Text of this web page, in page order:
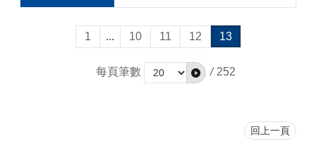
1 ... 10 11 12 13
每頁筆數 / 252
回上一頁